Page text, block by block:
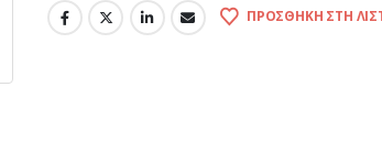
ΠΡΟΣΘΉΚΗ ΣΤΗ